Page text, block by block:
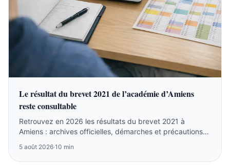
Le résultat du brevet 2021 de l’académie d’Amiens
reste consultable
Retrouvez en 2026 les résultats du brevet 2021 à
Amiens : archives officielles, démarches et précautions
5 août 2026·10 min